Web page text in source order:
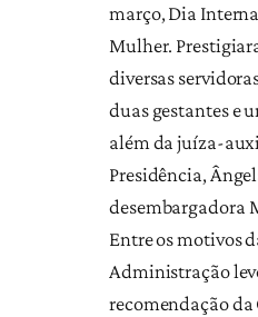
março, Dia
Mulher.
diversas
duas gestantes e
além da juíza-
Presidência,
desembargadora
Entre os motivos
Administração
recomendação